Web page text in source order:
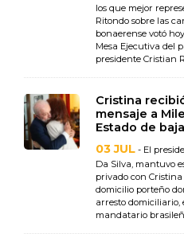
los que mejor
Ritondo sobre las
bonaerense votó
Mesa Ejecutiva del
presidente Cristian
Cristina
mensaje a
Estado de
03 JUL - El
Da Silva, mantuvo
privado con
domicilio porteño
arresto domiciliario,
mandatario